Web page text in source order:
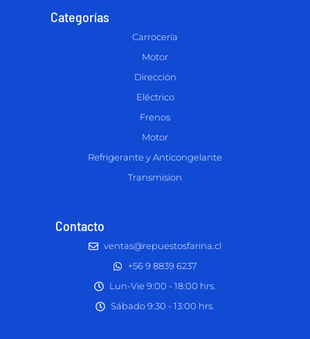
Categorías
Carrocería
Motor
Dirección
Eléctrico
Frenos
Motor
Refrigerante y Anticongelante
Transmision
Contacto
ventas@repuestosfarina.cl
+56 9 8839 6237
Lun-Vie 9:00 - 18:00 hrs.
Sábado 9:30 - 13:00 hrs.